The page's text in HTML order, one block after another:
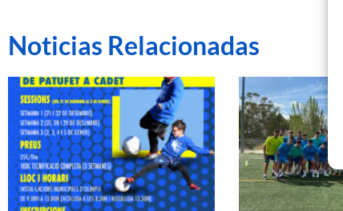
Noticias Relacionadas